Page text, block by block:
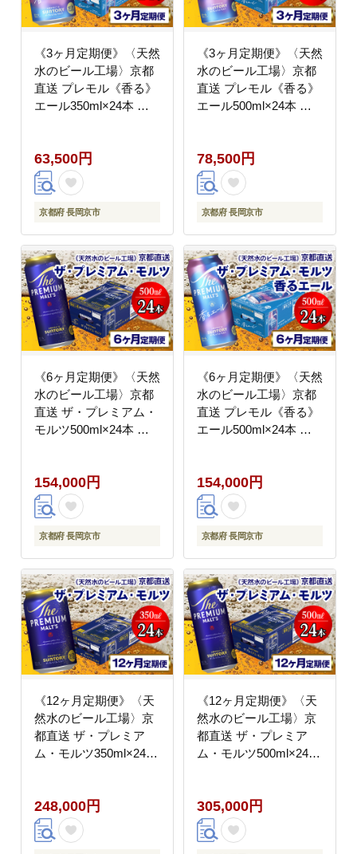
《3ヶ月定期便》〈天然
水のビール工場〉京都
直送 プレモル《香る》
エール350ml×24本 全3
63,500円
京都府 長岡京市
《3ヶ月定期便》〈天然
水のビール工場〉京都
直送 プレモル《香る》
エール500ml×24本 全3
78,500円
京都府 長岡京市
《6ヶ月定期便》〈天然
水のビール工場〉京都
直送 ザ・プレミアム・
モルツ500ml×24本 全6
154,000円
京都府 長岡京市
《6ヶ月定期便》〈天然
水のビール工場〉京都
直送 プレモル《香る》
エール500ml×24本 全6
154,000円
京都府 長岡京市
《12ヶ月定期便》〈天
然水のビール工場〉京
都直送 ザ・プレミア
ム・モルツ350ml×24本
248,000円
《12ヶ月定期便》〈天
然水のビール工場〉京
都直送 ザ・プレミア
ム・モルツ500ml×24本
305,000円